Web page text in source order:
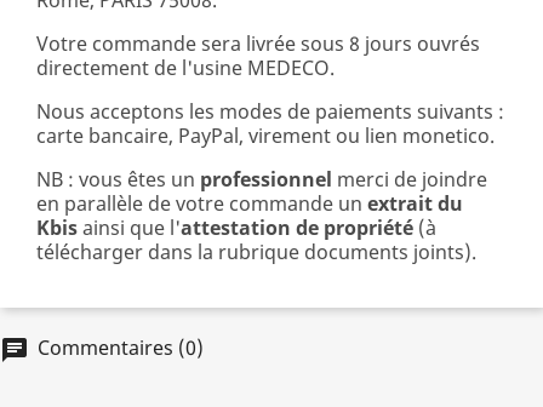
Votre commande sera livrée sous 8 jours ouvrés
directement de l'usine MEDECO.
Nous acceptons les modes de paiements suivants :
carte bancaire, PayPal, virement ou lien monetico.
NB : vous êtes un professionnel merci de joindre
en parallèle de votre commande un extrait du
Kbisainsi que l'attestation de propriété (à
télécharger dans la rubrique documents joints).
chat Commentaires (0)